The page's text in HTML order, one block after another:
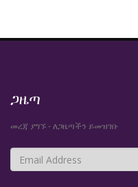
ጋዜጣ
መረጃ ያግኙ - ለጋዜጣችን ይመዝገቡ